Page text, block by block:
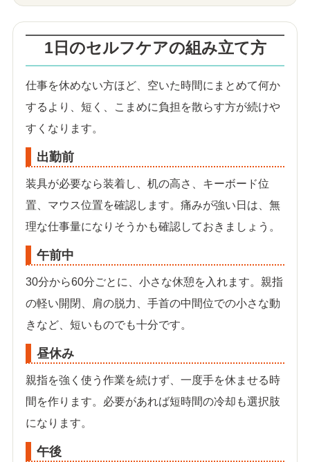
1日のセルフケアの組み立て方
仕事を休めない方ほど、空いた時間にまとめて何か
するより、短く、こまめに負担を散らす方が続けや
すくなります。
出勤前
装具が必要なら装着し、机の高さ、キーボード位
置、マウス位置を確認します。痛みが強い日は、無
理な仕事量になりそうかも確認しておきましょう。
午前中
30分から60分ごとに、小さな休憩を入れます。親指
の軽い開閉、肩の脱力、手首の中間位での小さな動
きなど、短いものでも十分です。
昼休み
親指を強く使う作業を続けず、一度手を休ませる時
間を作ります。必要があれば短時間の冷却も選択肢
になります。
午後